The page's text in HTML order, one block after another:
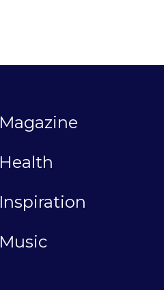
Magazine
Health
Inspiration
Music